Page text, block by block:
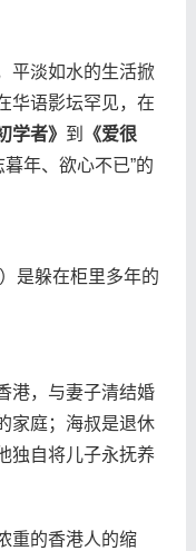
平淡如水的生活掀
华语影坛罕见，在
学者》 到
《爱很
年、欲心不已”的
是躲在柜里多年的
港，与妻子清结婚
家庭；海叔是退休
独自将儿子永抚养
重的香港人的缩